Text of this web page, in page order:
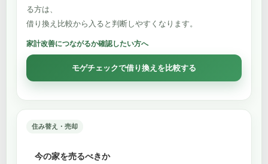
る方は、
借り換え比較から入ると判断しやすくなります。
家計改善につながるか確認したい方へ
モゲチェックで借り換えを比較する
住み替え・売却
今の家を売るべきか